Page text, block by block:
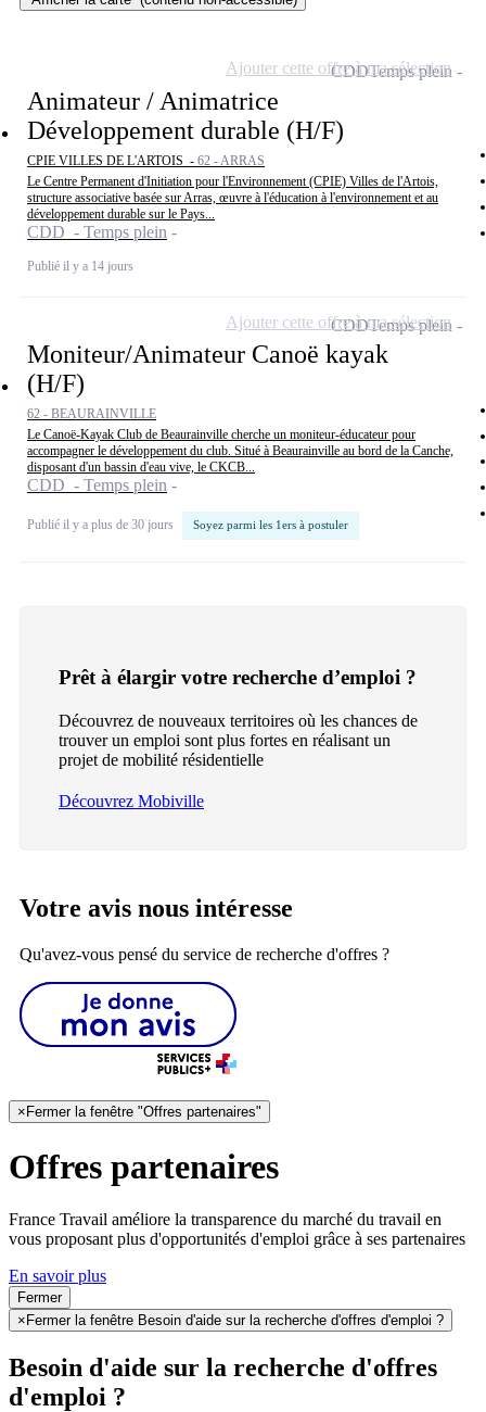
Animateur / Animatrice
Développement durable (H/F)
CPIE VILLES DE L'ARTOIS - 62 - ARRAS
Le Centre Permanent d'Initiation pour l'Environnement (CPIE) Villes de l'Artois,
structure associative basée sur Arras, œuvre à l'éducation à l'environnement et au
développement durable sur le Pays...
CDD - Temps plein
Publié il y a 14 jours
CDDTemps plein
Ajouter cette offre à ma sélection
Moniteur/Animateur Canoë kayak
(H/F)
62 - BEAURAINVILLE
Le Canoë-Kayak Club de Beaurainville cherche un moniteur-éducateur pour
accompagner le développement du club. Situé à Beaurainville au bord de la Canche,
disposant d'un bassin d'eau vive, le CKCB...
CDD - Temps plein
Publié il y a plus de 30 jours Soyez parmi les 1ers à postuler
CDDTemps plein
Ajouter cette offre à ma sélection
Prêt à élargir votre recherche d’emploi ?
Découvrez de nouveaux territoires où les chances de
trouver un emploi sont plus fortes en réalisant un
projet de mobilité résidentielle
Découvrez Mobiville
Votre avis nous intéresse
Qu'avez-vous pensé du service de recherche d'offres ?
× Fermer la fenêtre "Offres partenaires"
Offres partenaires
France Travail améliore la transparence du marché du travail en
vous proposant plus d'opportunités d'emploi grâce à ses partenaires
En savoir plus
Fermer
× Fermer la fenêtre Besoin d'aide sur la recherche d'offres d'emploi ?
Besoin d'aide sur la recherche d'offres
d'emploi ?